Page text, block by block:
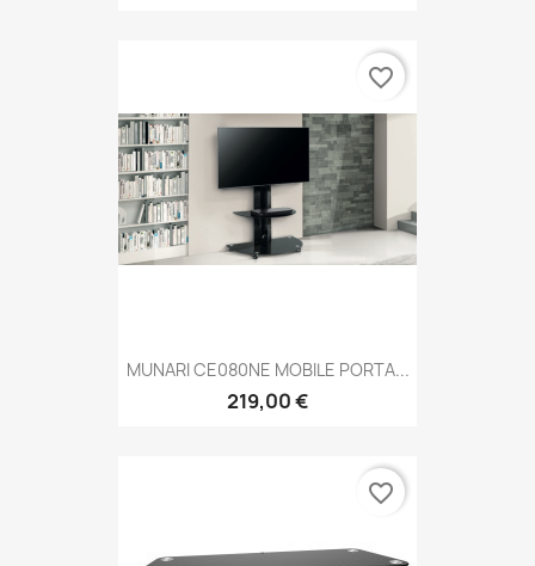
MUNARI CE080NE MOBILE PORTA...
219,00 €
favorite_border
favorite_border